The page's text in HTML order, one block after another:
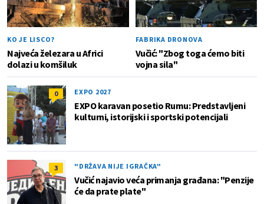
KO JE LISCO?
Najveća železara u Africi
dolazi u komšiluk
FABRIKA DRONOVA
Vučić: "Zbog toga ćemo biti
vojna sila"
0 EXPO 2027
EXPO karavan posetio Rumu: Predstavljeni
kulturni, istorijski i sportski potencijali
3 "DRŽAVA NIJE IGRAČKA"
Vučić najavio veća primanja građana: "Penzije
će da prate plate"